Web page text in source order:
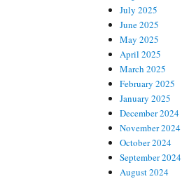
July 2025
June 2025
May 2025
April 2025
March 2025
February 2025
January 2025
December 2024
November 2024
October 2024
September 2024
August 2024